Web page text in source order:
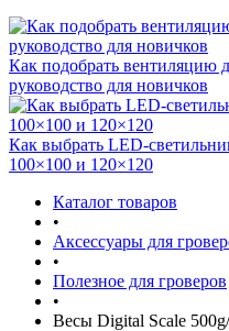
Как подобрать вентиляцию
руководство для новичков
Как выбрать LED-
100×100 и 120×120
Каталог товаров
•
Аксессуары для
•
Полезное для гроверов
•
Весы Digital Scale